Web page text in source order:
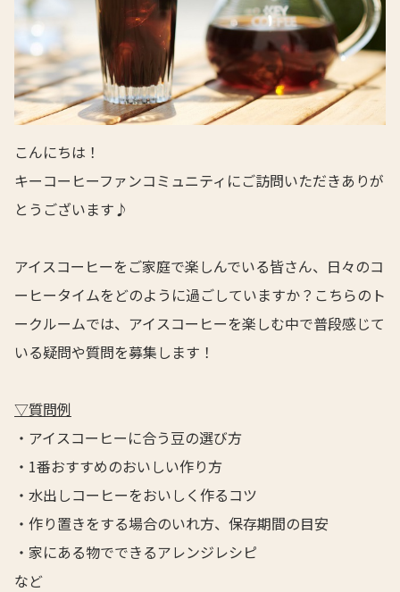
こんにちは！
キーコーヒーファンコミュニティにご訪問いただきありが
とうございます♪
アイスコーヒーをご家庭で楽しんでいる皆さん、日々のコ
ーヒータイムをどのように過ごしていますか？こちらのト
ークルームでは、アイスコーヒーを楽しむ中で普段感じて
いる疑問や質問を募集します！
▽質問例
・アイスコーヒーに合う豆の選び方
・1番おすすめのおいしい作り方
・水出しコーヒーをおいしく作るコツ
・作り置きをする場合のいれ方、保存期間の目安
・家にある物でできるアレンジレシピ
など